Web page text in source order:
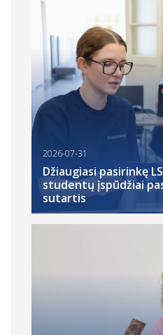
2026-07-31
Džiaugiasi pasirinkę
studentų įspūdžiai
sutartis